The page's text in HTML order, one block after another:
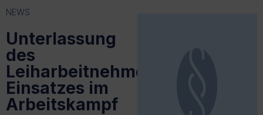
NEWS
Unterlassung
des
Leiharbeitnehmer-
Einsatzes im
Arbeitskampf